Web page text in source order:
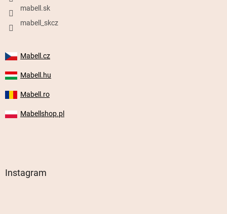
mabell.sk
mabell_skcz
Mabell.cz
Mabell.hu
Mabell.ro
Mabellshop.pl
Instagram